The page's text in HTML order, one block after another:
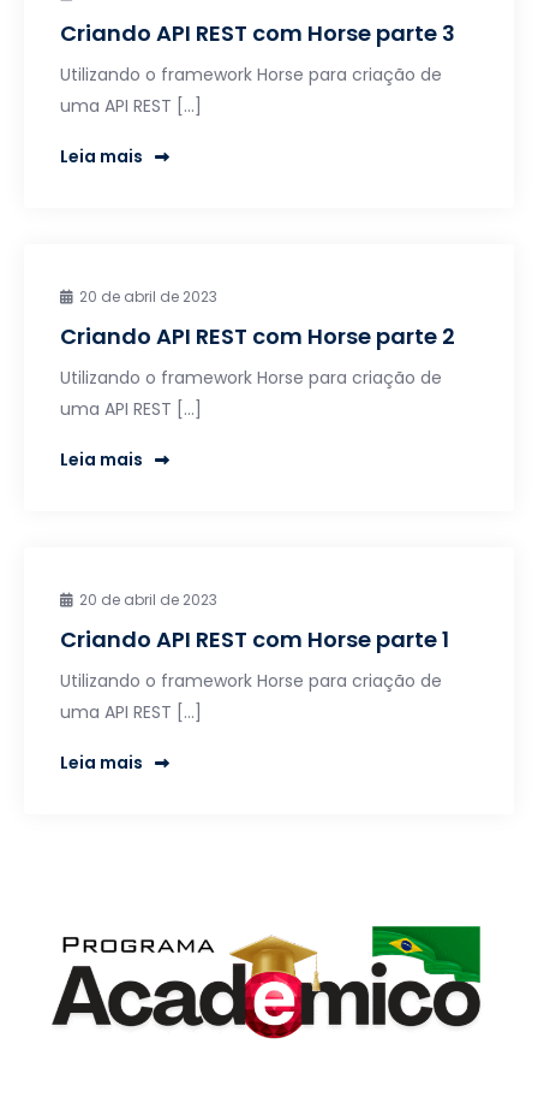
Criando API REST com Horse parte 3
Utilizando o framework Horse para criação de
uma API REST […]
Leia mais
20 de abril de 2023
Criando API REST com Horse parte 2
Utilizando o framework Horse para criação de
uma API REST […]
Leia mais
20 de abril de 2023
Criando API REST com Horse parte 1
Utilizando o framework Horse para criação de
uma API REST […]
Leia mais